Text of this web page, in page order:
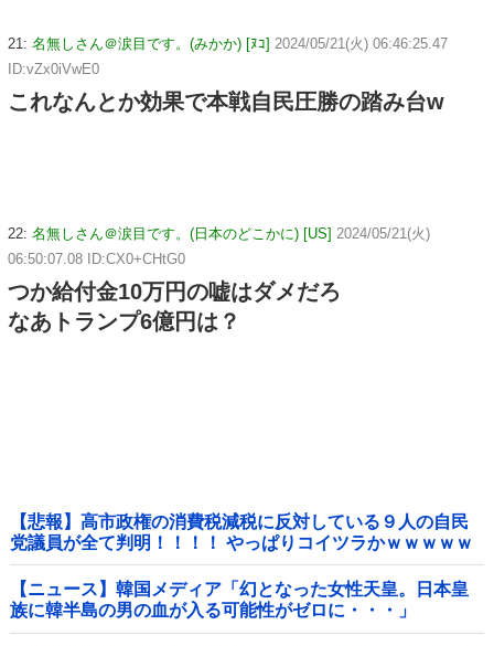
21: 名無しさん＠涙目です。(みかか) [ﾇｺ] 2024/05/21(火) 06:46:25.47
ID:vZx0iVwE0
これなんとか効果で本戦自民圧勝の踏み台w
22: 名無しさん＠涙目です。(日本のどこかに) [US] 2024/05/21(火)
06:50:07.08 ID:CX0+CHtG0
つか給付金10万円の嘘はダメだろ
なあトランプ6億円は？
【悲報】高市政権の消費税減税に反対している９人の自民
党議員が全て判明！！！！ やっぱりコイツラかｗｗｗｗｗ
【ニュース】韓国メディア「幻となった女性天皇。日本皇
族に韓半島の男の血が入る可能性がゼロに・・・」